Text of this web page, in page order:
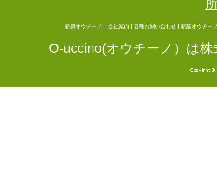
新築オウチーノ 会社案内 各種お問い合わせ| 新築オウチー
O-uccino(オウチーノ）は